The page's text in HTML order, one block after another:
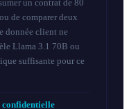
un contrat de 80
de comparer deux
donnée client ne
Llama 3.1 70B ou
suffisante pour ce
confidentielle